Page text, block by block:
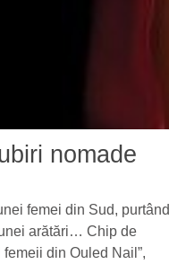
nomade
femei din Sud, purtând
arătări… Chip de
din Ouled Nail”,